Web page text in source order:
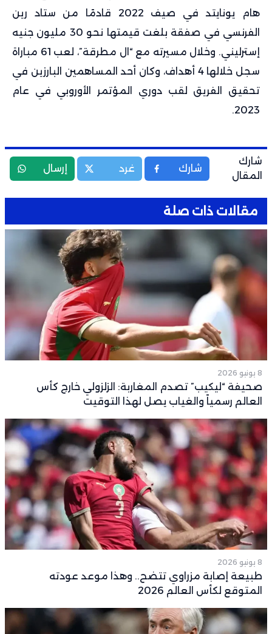
هام يونايتد في صيف 2022 قادمًا من ستاد رين
الفرنسي في صفقة بلغت قيمتها نحو 30 مليون جنيه
إسترليني. وخلال مسيرته مع “ال مطرقة”، لعب 61 مباراة
سجل خلالها 4 أهداف، وكان أحد المساهمين البارزين في
تحقيق الفريق لقب دوري المؤتمر الأوروبي في عام
2023.
شارك
المقال
شارك غرد إرسال
مقالات ذات صلة
8 يونيو 2026
صحيفة “ليكيب” تصدم المغاربة: الزلزولي خارج كأس
العالم رسمياً والغياب يصل لهذا التوقيت
8 يونيو 2026
طبيعة إصابة مزراوي تتضح.. وهذا موعد عودته
المتوقع لكأس العالم 2026